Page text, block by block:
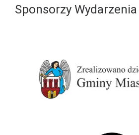
Sponsorzy Wydarzenia